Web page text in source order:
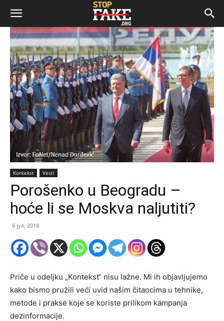
Kontekst Vesti
Porošenko u Beogradu –
hoće li se Moskva naljutiti?
6 јул, 2018
Priče u odeljku „Kontekst“ nisu lažne. Mi ih objavljujemo
kako bismo pružili veći uvid našim čitaocima u tehnike,
metode i prakse koje se koriste prilikom kampanja
dezinformacije.